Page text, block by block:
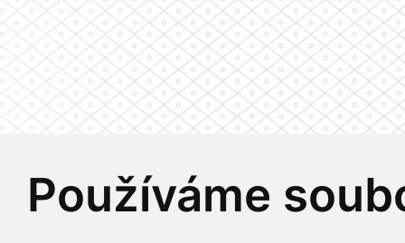
Používáme